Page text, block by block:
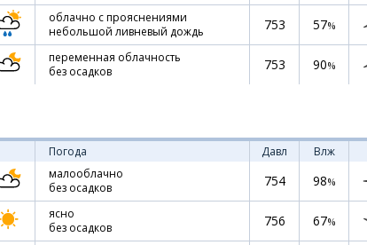
облачно с прояснениями
небольшой ливневый дождь
753 57%
переменная облачность
без осадков
753 90%
Погода Давл Влж
малооблачно
без осадков
754 98%
ясно
без осадков
756 67%